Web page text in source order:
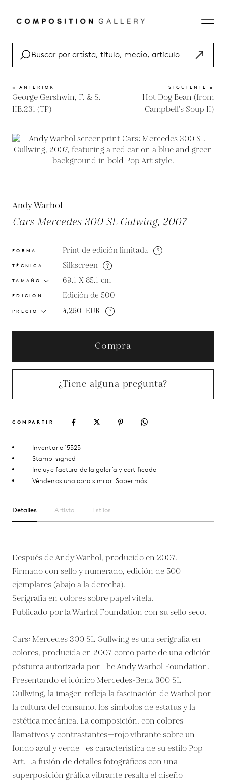
« ANTERIOR
George Gershwin, F. & S.
IIB.231 (TP)
SIGUIENTE »
Hot Dog Bean (from
Campbell's Soup II)
Andy Warhol
Cars Mercedes 300 SL Gulwing, 2007
FORMA Print de edición limitada ?
TÉCNICA Silkscreen ?
TAMAÑO 69.1 X 85.1 cm
EDICIÓN Edición de 500
PRECIO 4,250 EUR ?
Compra
¿Tiene alguna pregunta?
COMPARTIR
Inventario 15525
Stamp-signed
Incluye factura de la galería y certificado
Véndenos una obra similar. Saber más.
Detalles Artista Estilos
Después de Andy Warhol, producido en 2007.
Firmado con sello y numerado, edición de 500
ejemplares (abajo a la derecha).
Serigrafía en colores sobre papel vitela.
Publicado por la Warhol Foundation con su sello seco.
Cars: Mercedes 300 SL Gullwing es una serigrafía en
colores, producida en 2007 como parte de una edición
póstuma autorizada por The Andy Warhol Foundation.
Presentando el icónico Mercedes-Benz 300 SL
Gullwing, la imagen refleja la fascinación de Warhol por
la cultura del consumo, los símbolos de estatus y la
estética mecánica. La composición, con colores
llamativos y contrastantes—rojo vibrante sobre un
fondo azul y verde—es característica de su estilo Pop
Art. La fusión de detalles fotográficos con una
superposición gráfica vibrante resalta el diseño